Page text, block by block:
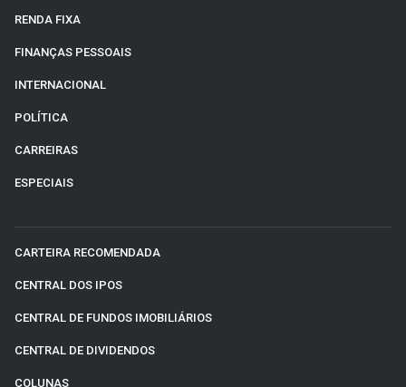
RENDA FIXA
FINANÇAS PESSOAIS
INTERNACIONAL
POLÍTICA
CARREIRAS
ESPECIAIS
CARTEIRA RECOMENDADA
CENTRAL DOS IPOS
CENTRAL DE FUNDOS IMOBILIÁRIOS
CENTRAL DE DIVIDENDOS
COLUNAS